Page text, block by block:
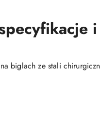
biglach ze stali